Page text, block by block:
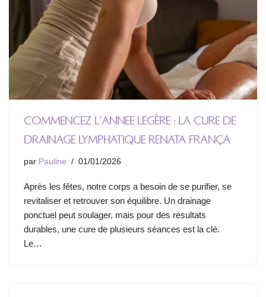
Commencez l’année légère : la cure de
drainage lymphatique Renata França
par Pauline 01/01/2026
Après les fêtes, notre corps a besoin de se purifier, se
revitaliser et retrouver son équilibre. Un drainage
ponctuel peut soulager, mais pour des résultats
durables, une cure de plusieurs séances est la clé.
Le…